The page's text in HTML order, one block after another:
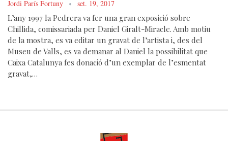
Jordi París Fortuny set. 19, 2017
L’any 1997 la Pedrera va fer una gran exposició sobre
Chillida, comissariada per Daniel Giralt-Miracle. Amb motiu
de la mostra, es va editar un gravat de l’artista i, des del
Museu de Valls, es va demanar al Daniel la possibilitat que
Caixa Catalunya fes donació d’un exemplar de l’esmentat
gravat,…